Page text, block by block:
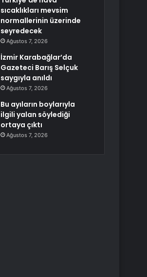
sıcaklıkları mevsim
normallerinin üzerinde
seyredecek
Ağustos 7, 2026
İzmir Karabağlar’da
Gazeteci Barış Selçuk
saygıyla anıldı
Ağustos 7, 2026
Bu ayıların boylarıyla
ilgili yalan söylediği
ortaya çıktı
Ağustos 7, 2026